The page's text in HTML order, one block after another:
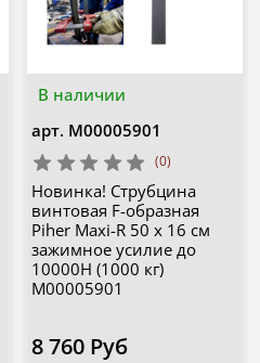
В наличии
арт. М00005901
(0)
Новинка! Струбцина
винтовая F-образная
Piher Maxi-R 50 х 16 см
зажимное усилие до
10000Н (1000 кг)
М00005901
8 760 Руб